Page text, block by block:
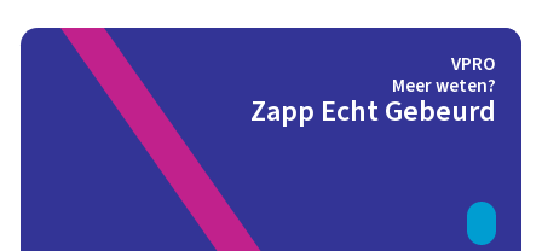
VPRO
Meer weten?
Zapp Echt Gebeurd